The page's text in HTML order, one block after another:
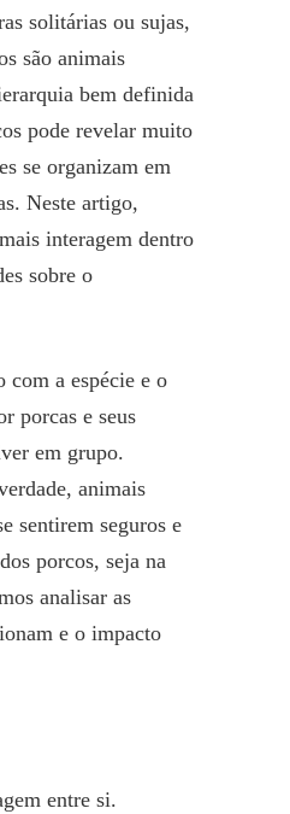
solitárias ou sujas,
são animais
bem definida
pode revelar muito
se organizam em
Neste artigo,
interagem dentro
sobre o
com a espécie e o
porcas e seus
em grupo.
animais
sentirem seguros e
porcos, seja na
analisar as
e o impacto
entre si.